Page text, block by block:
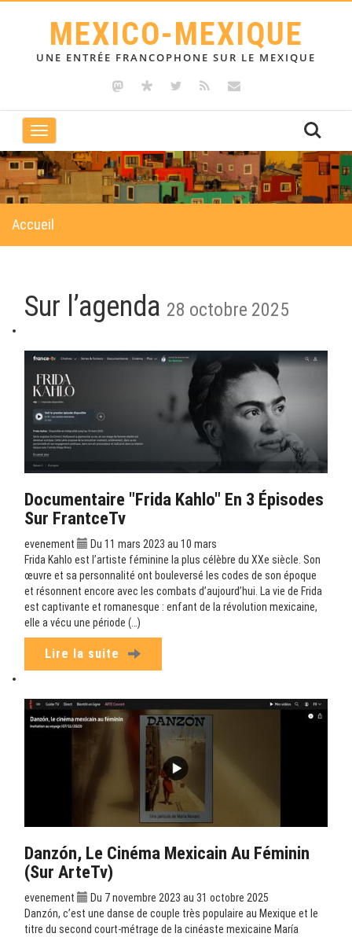
MEXICO-MEXIQUE
UNE ENTRÉE FRANCOPHONE SUR LE MEXIQUE
Toggle
navigation
Accueil
Sur l’agenda 28 octobre 2025
Documentaire "Frida Kahlo" En 3 Épisodes
Sur FrantceTv
evenement
Du 11 mars 2023 au 10 mars
Frida Kahlo est l’artiste féminine la plus célèbre du XXe siècle. Son
œuvre et sa personnalité ont bouleversé les codes de son époque
et résonnent encore avec les combats d’aujourd’hui. La vie de Frida
est captivante et romanesque : enfant de la révolution mexicaine,
elle a vécu une période (…)
Lire la suite
Danzón, Le Cinéma Mexicain Au Féminin
(sur ArteTv)
evenement
Du 7 novembre 2023 au 31 octobre 2025
Danzón, c’est une danse de couple très populaire au Mexique et le
titre du second court-métrage de la cinéaste mexicaine María